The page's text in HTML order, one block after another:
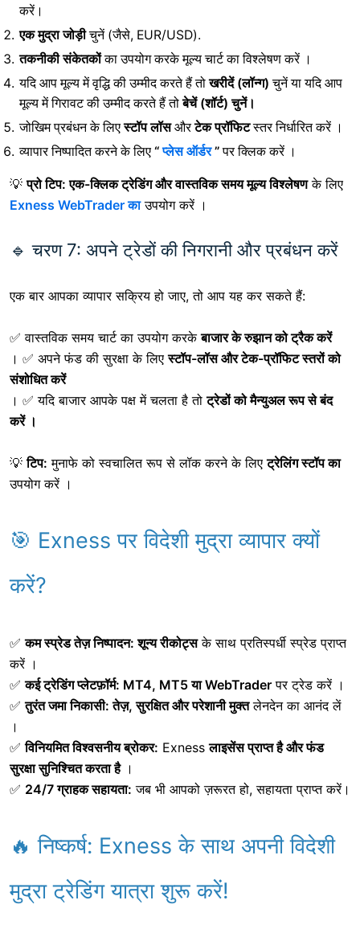
करें।
एक मुद्रा जोड़ीचुनें (जैसे, EUR/USD).
तकनीकी संकेतकोंका उपयोग करके मूल्य चार्ट का विश्लेषण करें ।
यदि आप मूल्य में वृद्धि की उम्मीद करते हैं तोखरीदें (लॉन्ग) चुनें यायदि आप
मूल्य में गिरावट की उम्मीद करते हैं तोबेचें (शॉर्ट) चुनें।
जोखिम प्रबंधन के लिएस्टॉप लॉसऔरटेक प्रॉफिटस्तर निर्धारित करें ।
व्यापार निष्पादित करने के लिए “प्लेस ऑर्डर”पर क्लिक करें ।
💡प्रो टिप:एक-क्लिक ट्रेडिंग और वास्तविक समय मूल्य विश्लेषणके लिए
Exness WebTrader काउपयोग करें ।
🔹 चरण 7: अपने ट्रेडों की निगरानी और प्रबंधन करें
एक बार आपका व्यापार सक्रिय हो जाए, तो आप यह कर सकते हैं:
✅वास्तविक समय चार्ट का उपयोग करकेबाजार के रुझान को ट्रैक करें
। ✅ अपने फंड की सुरक्षा के लिएस्टॉप-लॉस और टेक-प्रॉफिट स्तरों को
संशोधित करें
। ✅यदि बाजार आपके पक्ष में चलता है तोट्रेडों को मैन्युअल रूप से बंद
करें ।
💡टिप: मुनाफे को स्वचालित रूप से लॉक करने के लिएट्रेलिंग स्टॉप का
उपयोग करें ।
🎯 Exness पर विदेशी मुद्रा व्यापार क्यों
करें?
✅कम स्प्रेड तेज़ निष्पादन:शून्य रीकोट्सके साथ प्रतिस्पर्धी स्प्रेड प्राप्त
करें ।
✅कई ट्रेडिंग प्लेटफ़ॉर्म: MT4, MT5 या WebTrader पर ट्रेड करें ।
✅तुरंत जमा निकासी:तेज़, सुरक्षित और परेशानी मुक्तलेनदेन का आनंद लें
।
✅विनियमित विश्वसनीय ब्रोकर: Exnessलाइसेंस प्राप्त है और फंड
सुरक्षा सुनिश्चित करता है।
✅ 24/7 ग्राहक सहायता: जब भी आपको ज़रूरत हो, सहायता प्राप्त करें।
🔥 निष्कर्ष: Exness के साथ अपनी विदेशी
मुद्रा ट्रेडिंग यात्रा शुरू करें!